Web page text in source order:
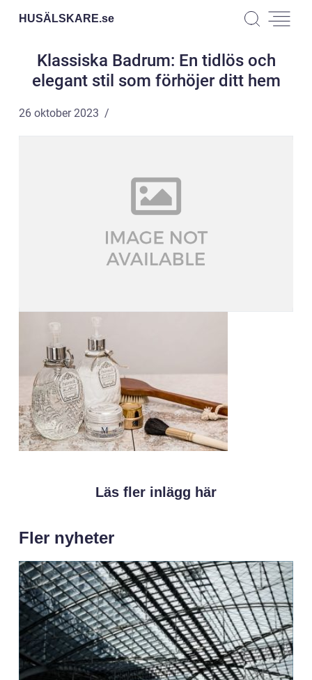
HUSÄLSKARE.se
Klassiska Badrum: En tidlös och
elegant stil som förhöjer ditt hem
26 oktober 2023
Läs fler inlägg här
Fler nyheter